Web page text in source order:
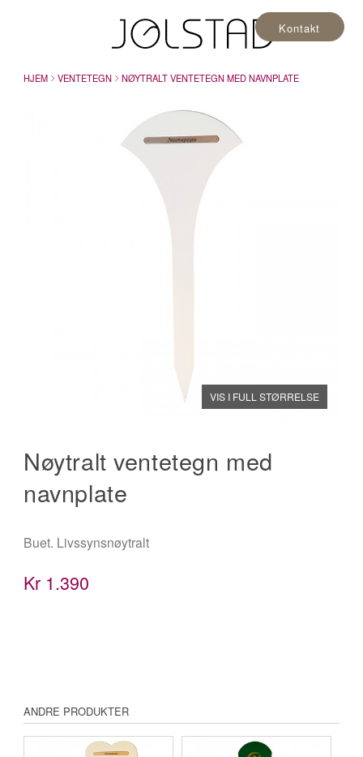
Kontakt
HJEM VENTETEGN NØYTRALT VENTETEGN MED NAVNPLATE
VIS I FULL STØRRELSE
Nøytralt ventetegn med
navnplate
Buet. Livssynsnøytralt
Kr 1.390
ANDRE PRODUKTER